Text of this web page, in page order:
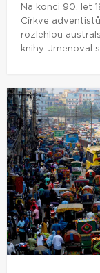
Na konci 90. let
Církve
rozlehlou
knihy. Jmenoval